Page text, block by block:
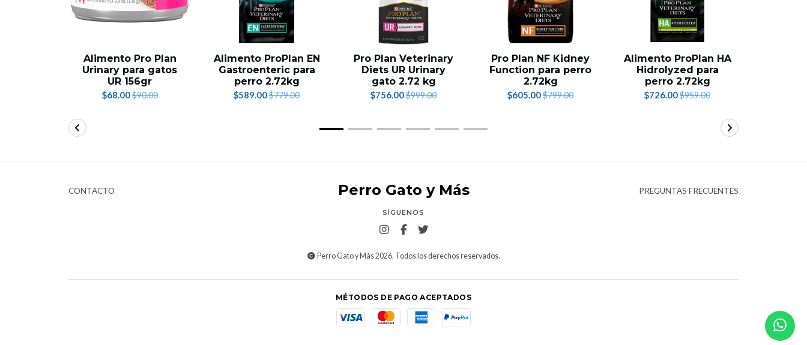
Alimento Pro Plan
Urinary para gatos
UR 156gr
$68.00$90.00
Alimento ProPlan EN
Gastroenteric para
perro 2.72kg
$589.00$779.00
Pro Plan Veterinary
Diets UR Urinary
gato 2.72 kg
$756.00$999.00
Pro Plan NF Kidney
Function para perro
2.72kg
$605.00$799.00
Alimento ProPlan HA
Hidrolyzed para
perro 2.72kg
$726.00$959.00
Perro Gato y Más
SÍGUENOS
Perro Gato y Más 2026. Todos los derechos reservados.
CONTACTO PREGUNTAS FRECUENTES
MÉTODOS DE PAGO ACEPTADOS